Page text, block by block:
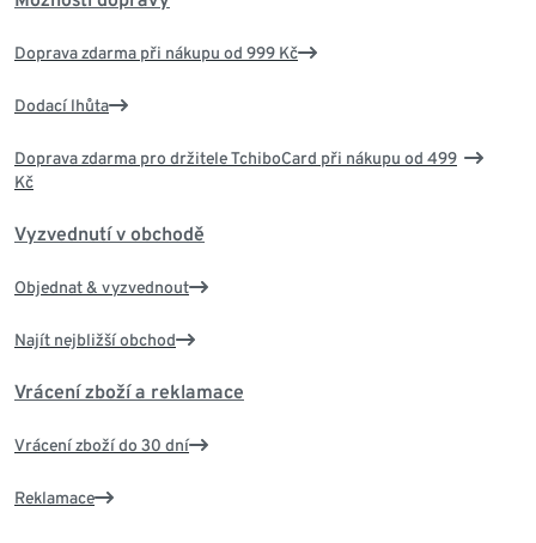
Doprava zdarma při nákupu od 999 Kč
Dodací lhůta
Doprava zdarma pro držitele TchiboCard při nákupu od 499
Kč
Vyzvednutí v obchodě
Objednat & vyzvednout
Najít nejbližší obchod
Vrácení zboží a reklamace
Vrácení zboží do 30 dní
Reklamace